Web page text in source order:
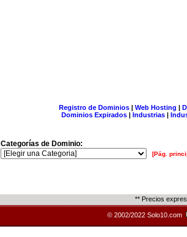
Registro de Dominios| Web Hosting |
Dominios Expirados | Industrias |
Categorías de Dominio:
[Pág.
** Precios
© 2002/2022 Solo10.com